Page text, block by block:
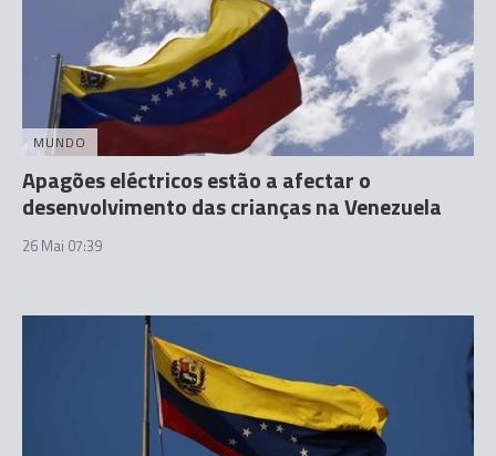
MUNDO
Apagões eléctricos estão a afectar o
desenvolvimento das crianças na Venezuela
26 Mai 07:39